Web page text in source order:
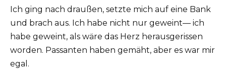
Ich ging nach draußen, setzte mich auf eine Bank
und brach aus. Ich habe nicht nur geweint— ich
habe geweint, als wäre das Herz herausgerissen
worden. Passanten haben gemäht, aber es war mir
egal.